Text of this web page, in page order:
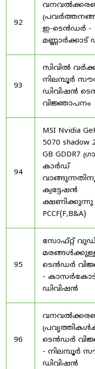
92
ഇ-ടെൻഡർ -
മണ്ണാർക്കാട്
93
സിവിൽ
നിലമ്പൂർ
ഡിവിഷൻ
വിജ്ഞാപനം
94
MSI Nvidia
5070 shadow
GB GDDR7
കാർഡ്
ക്വട്ടേഷൻ
ക്ഷണിക്കുന്നു
PCCF(F,B&A)
95
സോഫ്റ്റ്
ടെൻഡർ
-
ഡിവിഷൻ
96
ടെൻഡർ
- നിലമ്പൂർ
ഡിവിഷൻ